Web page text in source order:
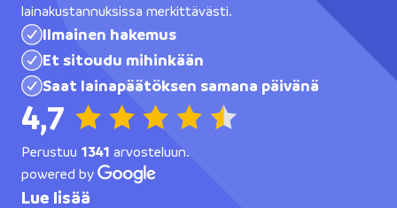
lainakustannuksissa merkittävästi.
Ilmainen hakemus
Et sitoudu mihinkään
Saat lainapäätöksen samana päivänä
4,7
Perustuu 1341 arvosteluun.
powered by
Lue lisää